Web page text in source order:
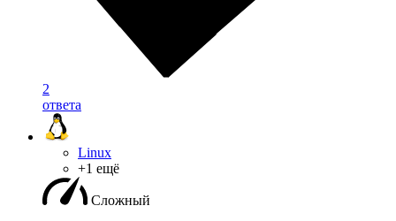
2
ответа
Linux
+1 ещё
Сложный